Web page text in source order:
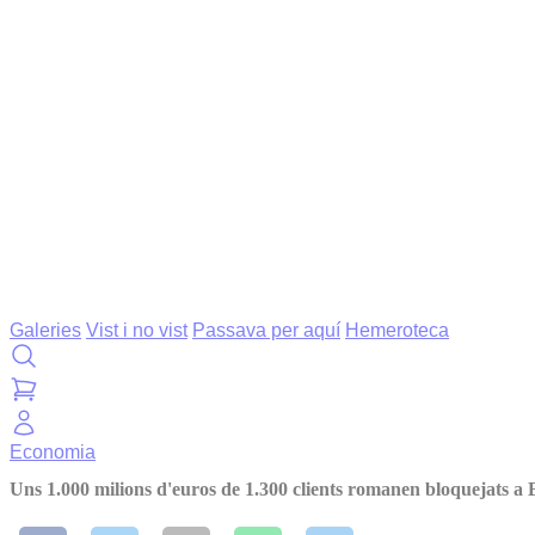
Galeries Vist i no vist Passava per aquí Hemeroteca
Economia
Uns 1.000 milions d'euros de 1.300 clients romanen bloquejats a